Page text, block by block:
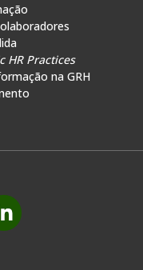
HR Practices
na GRH